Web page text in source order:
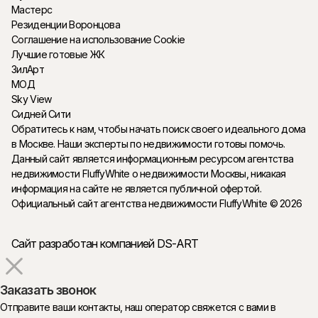
Мастерс
Резиденции Воронцова
Соглашение на использование Cookie
Лучшие готовые ЖК
ЗилАрт
МОД
Sky View
Сидней Сити
Обратитесь к нам, чтобы начать поиск своего идеального дома
в Москве. Наши эксперты по недвижимости готовы помочь.
Данный сайт является информационным ресурсом агентства
недвижимости FluffyWhite о недвижимости Москвы, никакая
информация на сайте не является публичной офертой.
Официальный сайт агентства недвижимости FluffyWhite © 2026
Сайт разработан компанией DS-ART
Заказать звонок
Отправите ваши контакты, наш оператор свяжется с вами в